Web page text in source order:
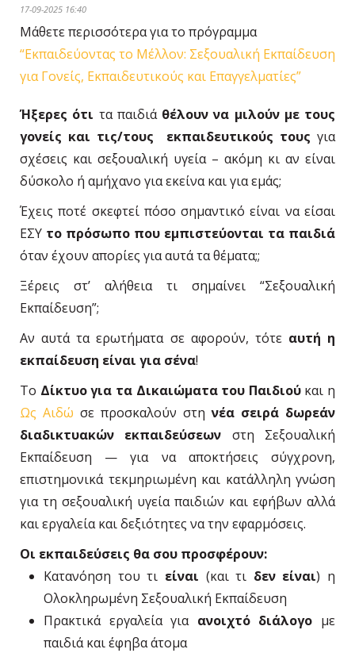
17-09-2025 16:40
Μάθετε περισσότερα για το πρόγραμμα
“Εκπαιδεύοντας το Μέλλον: Σεξουαλική Εκπαίδευση
για Γονείς, Εκπαιδευτικούς και Επαγγελματίες”
Ήξερες ότι τα παιδιά θέλουν να μιλούν με τους
γονείς και τις/τους εκπαιδευτικούς τους για
σχέσεις και σεξουαλική υγεία – ακόμη κι αν είναι
δύσκολο ή αμήχανο για εκείνα και για εμάς;
Έχεις ποτέ σκεφτεί πόσο σημαντικό είναι να είσαι
ΕΣΥ το πρόσωπο που εμπιστεύονται τα παιδιά
όταν έχουν απορίες για αυτά τα θέματα;;
Ξέρεις στ’ αλήθεια τι σημαίνει “Σεξουαλική
Εκπαίδευση”;
Αν αυτά τα ερωτήματα σε αφορούν, τότε αυτή η
εκπαίδευση είναι για σένα!
Το Δίκτυο για τα Δικαιώματα του Παιδιούκαι η
Ως Αιδώ σε προσκαλούν στηνέα σειρά δωρεάν
διαδικτυακών εκπαιδεύσεων στη Σεξουαλική
Εκπαίδευση — για να αποκτήσεις σύγχρονη,
επιστημονικά τεκμηριωμένη και κατάλληλη γνώση
για τη σεξουαλική υγεία παιδιών και εφήβων αλλά
και εργαλεία και δεξιότητες να την εφαρμόσεις.
Οι εκπαιδεύσεις θα σου προσφέρουν:
Κατανόηση του τι είναι (και τι δεν είναι) η
Ολοκληρωμένη Σεξουαλική Εκπαίδευση
Πρακτικά εργαλεία για ανοιχτό διάλογο με
παιδιά και έφηβα άτομα